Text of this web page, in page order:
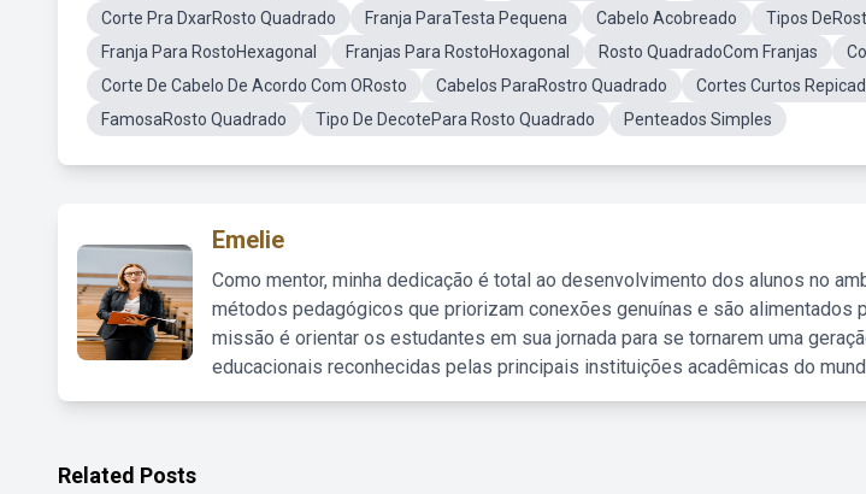
Corte Pra DxarRosto Quadrado
Franja ParaTesta Pequena Cabelo Acobreado
Tipos
Franja Para RostoHexagonal
Franjas Para RostoHoxagonal Rosto QuadradoCom Franjas
Corte De Cabelo De Acordo Com ORosto
Cabelos ParaRostro Quadrado Cortes Curtos
FamosaRosto Quadrado
Tipo De DecotePara Rosto Quadrado Penteados Simples
Emelie
Como mentor, minha dedicação é total ao desenvolvimento dos alunos no
métodos pedagógicos que priorizam conexões genuínas e são alimentados
missão é orientar os estudantes em sua jornada para se tornarem uma
educacionais reconhecidas pelas principais instituições acadêmicas do
Related Posts